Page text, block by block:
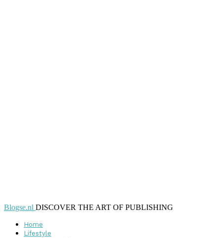
Blogse.nl DISCOVER THE ART OF PUBLISHING
Home
Lifestyle